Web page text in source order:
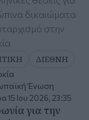
δικαιώματα
στην
ΔΙΕΘΝΗ
Ένωση
15 Ιου 2026, 23:35
για την